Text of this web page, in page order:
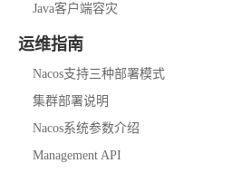
Java客户端容灾
运维指南
Nacos支持三种部署模式
集群部署说明
Nacos系统参数介绍
Management API